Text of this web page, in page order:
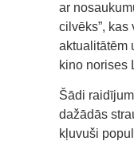
ar
cilvēks”,
aktualitātēm
kino norises
Šādi
dažādās
kļuvuši